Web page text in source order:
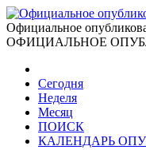
Официальное
ОФИЦИАЛЬНОЕ
Сегодня
Неделя
Месяц
ПОИСК
КАЛЕНДАРЬ